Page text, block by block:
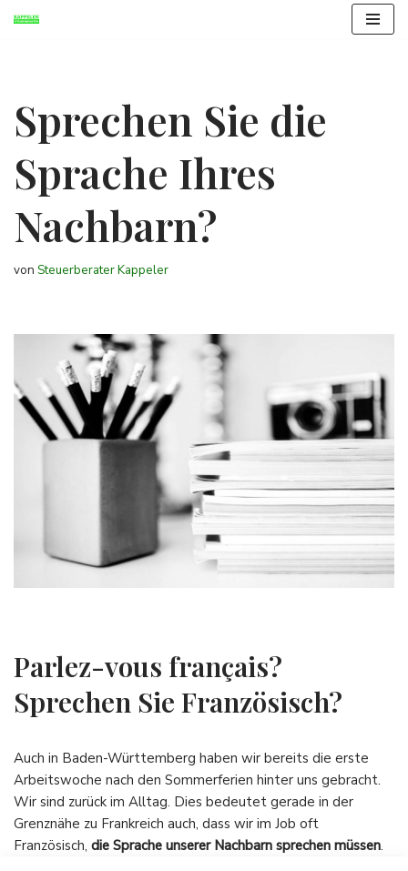
Sprechen Sie die
Sprache Ihres
Nachbarn?
von Steuerberater Kappeler
Parlez-vous français?
Sprechen Sie Französisch?
Auch in Baden-Württemberg haben wir bereits die erste
Arbeitswoche nach den Sommerferien hinter uns gebracht.
Wir sind zurück im Alltag. Dies bedeutet gerade in der
Grenznähe zu Frankreich auch, dass wir im Job oft
Französisch, die Sprache unserer Nachbarn sprechen müssen.